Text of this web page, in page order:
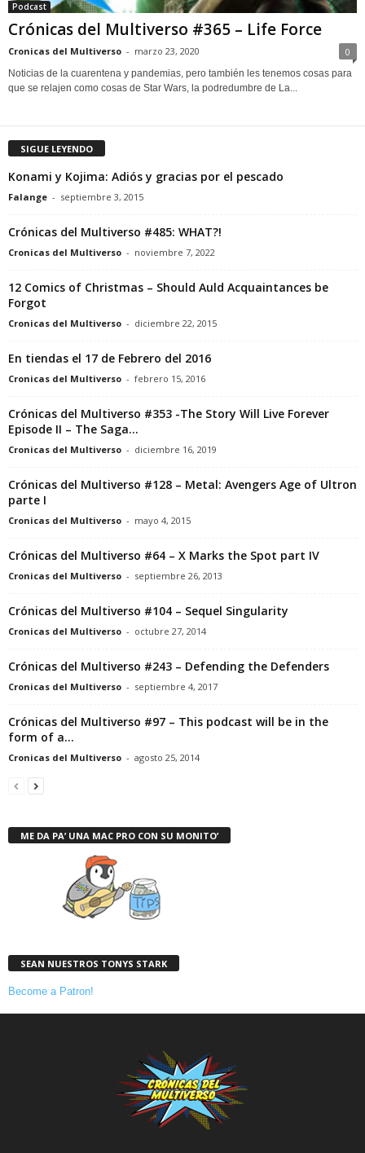
Podcast
Crónicas del Multiverso #365 – Life Force
Cronicas del Multiverso - marzo 23, 2020 0
Noticias de la cuarentena y pandemias, pero también les tenemos cosas para
que se relajen como cosas de Star Wars, la podredumbre de La...
SIGUE LEYENDO
Konami y Kojima: Adiós y gracias por el pescado
Falange - septiembre 3, 2015
Crónicas del Multiverso #485: WHAT?!
Cronicas del Multiverso - noviembre 7, 2022
12 Comics of Christmas – Should Auld Acquaintances be
Forgot
Cronicas del Multiverso - diciembre 22, 2015
En tiendas el 17 de Febrero del 2016
Cronicas del Multiverso - febrero 15, 2016
Crónicas del Multiverso #353 -The Story Will Live Forever
Episode II – The Saga...
Cronicas del Multiverso - diciembre 16, 2019
Crónicas del Multiverso #128 – Metal: Avengers Age of Ultron
parte I
Cronicas del Multiverso - mayo 4, 2015
Crónicas del Multiverso #64 – X Marks the Spot part IV
Cronicas del Multiverso - septiembre 26, 2013
Crónicas del Multiverso #104 – Sequel Singularity
Cronicas del Multiverso - octubre 27, 2014
Crónicas del Multiverso #243 – Defending the Defenders
Cronicas del Multiverso - septiembre 4, 2017
Crónicas del Multiverso #97 – This podcast will be in the
form of a...
Cronicas del Multiverso - agosto 25, 2014
ME DA PA’ UNA MAC PRO CON SU MONITO’
SEAN NUESTROS TONYS STARK
Become a Patron!